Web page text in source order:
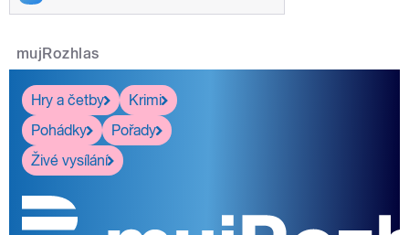
mujRozhlas
Hry a četby
Krimi
Pohádky
Pořady
Živé vysílání